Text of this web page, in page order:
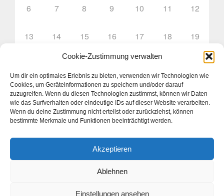
Cookie-Zustimmung verwalten
Um dir ein optimales Erlebnis zu bieten, verwenden wir Technologien wie
Cookies, um Geräteinformationen zu speichern und/oder darauf
zuzugreifen. Wenn du diesen Technologien zustimmst, können wir Daten
wie das Surfverhalten oder eindeutige IDs auf dieser Website verarbeiten.
Wenn du deine Zustimmung nicht erteilst oder zurückziehst, können
bestimmte Merkmale und Funktionen beeinträchtigt werden.
Akzeptieren
Ablehnen
Einstellungen ansehen
6 7 8 9 10 11 12
13 14 15 16 17 18 19
27 28 29 30 31 1 2